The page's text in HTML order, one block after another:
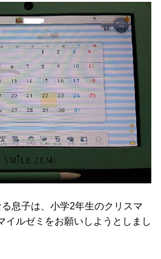
息子は、小学2年生のクリスマ
イルゼミをお願いしようとしまし